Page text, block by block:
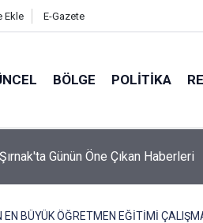
Ekle E-Gazete
BÖLGE POLITIKA
Hastanesi "C" rol grubu hastane
BÜYÜK ÖĞRETMEN EĞİTİMİ